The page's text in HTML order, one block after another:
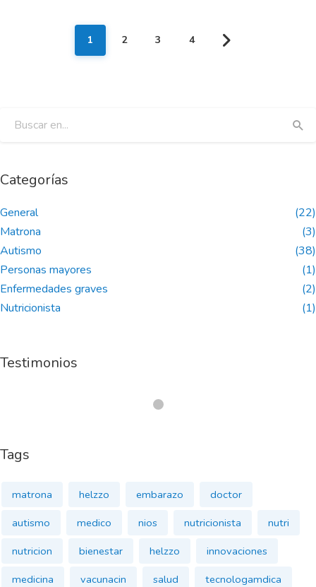
1 2 3 4
Categorías
General
(22)
Matrona
(3)
Autismo
(38)
Personas mayores
(1)
Enfermedades graves
(2)
Nutricionista
(1)
Testimonios
Tags
matrona helzzo embarazo
doctor
autismo
medico nios nutricionista
nutri
nutricion
bienestar helzzo
innovaciones
medicina
vacunacin salud
tecnologamdica